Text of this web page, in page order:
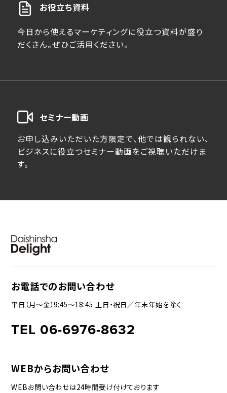
お役立ち資料
今日から使えるマーケティングに役立つ資料が盛り
だくさん。ぜひご活用ください。
セミナー動画
お申し込みいただいた方限定で、他では観られない、
ビジネスに役立つセミナー動画をご視聴いただけま
す。
お電話でのお問い合わせ
平日（月〜金）9:45〜18:45 土日・祝日／年末年始を除く
TEL 06-6976-8632
WEBからお問い合わせ
WEBお問い合わせは24時間受け付けております